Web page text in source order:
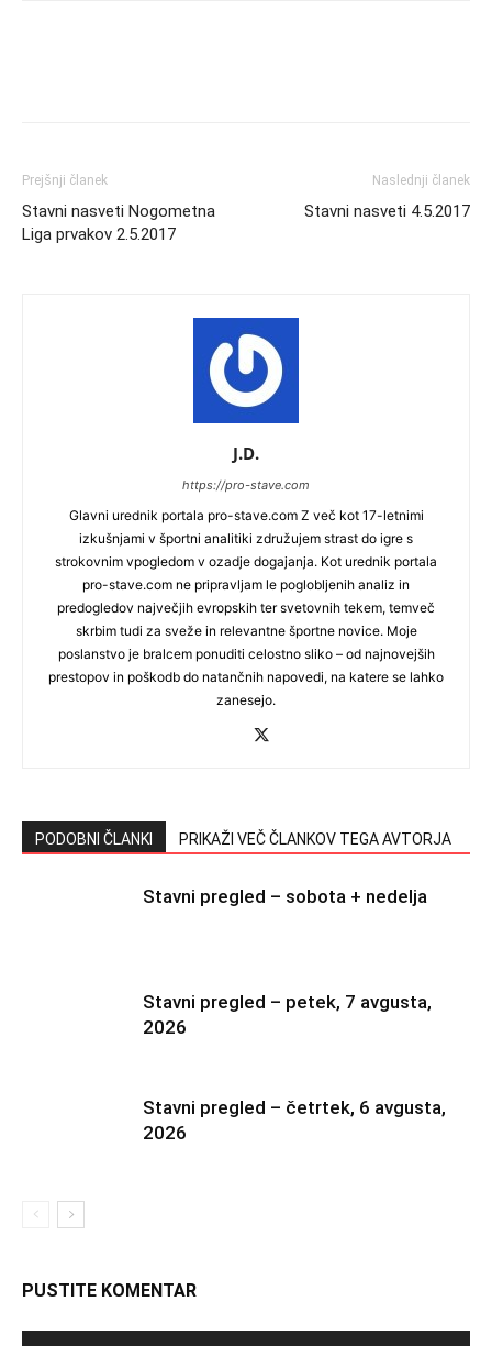
Prejšnji članek
Stavni nasveti Nogometna
Liga prvakov 2.5.2017
Naslednji članek
Stavni nasveti 4.5.2017
J.D.
https://pro-stave.com
Glavni urednik portala pro-stave.com Z več kot 17-letnimi
izkušnjami v športni analitiki združujem strast do igre s
strokovnim vpogledom v ozadje dogajanja. Kot urednik portala
pro-stave.com ne pripravljam le poglobljenih analiz in
predogledov največjih evropskih ter svetovnih tekem, temveč
skrbim tudi za sveže in relevantne športne novice. Moje
poslanstvo je bralcem ponuditi celostno sliko – od najnovejših
prestopov in poškodb do natančnih napovedi, na katere se lahko
zanesejo.
PODOBNI ČLANKI PRIKAŽI VEČ ČLANKOV TEGA AVTORJA
Stavni pregled – sobota + nedelja
Stavni pregled – petek, 7 avgusta,
2026
Stavni pregled – četrtek, 6 avgusta,
2026
PUSTITE KOMENTAR